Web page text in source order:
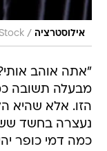
אילוסטרציה /
"אתה אוהב
מבעלה תשובה
הזו. אלא שהיא
נעצרה בחשד
כמה דמי כופר